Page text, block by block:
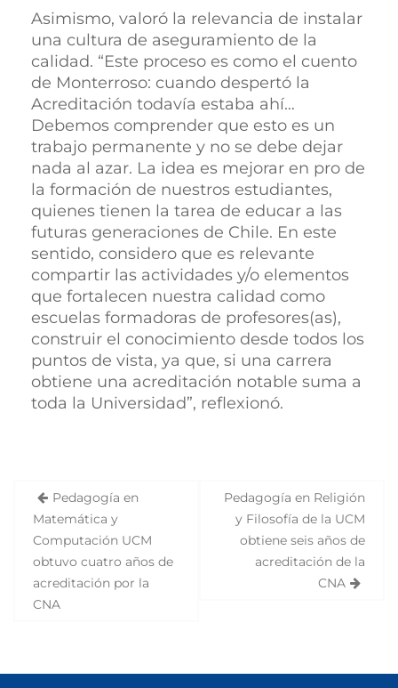
Asimismo, valoró la relevancia de instalar
una cultura de aseguramiento de la
calidad. “Este proceso es como el cuento
de Monterroso: cuando despertó la
Acreditación todavía estaba ahí…
Debemos comprender que esto es un
trabajo permanente y no se debe dejar
nada al azar. La idea es mejorar en pro de
la formación de nuestros estudiantes,
quienes tienen la tarea de educar a las
futuras generaciones de Chile. En este
sentido, considero que es relevante
compartir las actividades y/o elementos
que fortalecen nuestra calidad como
escuelas formadoras de profesores(as),
construir el conocimiento desde todos los
puntos de vista, ya que, si una carrera
obtiene una acreditación notable suma a
toda la Universidad”, reflexionó.
c
Pedagogía en
Matemática y
Computación UCM
obtuvo cuatro años de
acreditación por la
CNA
Pedagogía en Religión
y Filosofía de la UCM
obtiene seis años de
acreditación de la
CNA